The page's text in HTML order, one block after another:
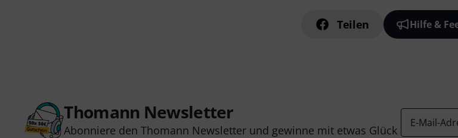
Teilen Hilfe &
Thomann Newsletter
Abonniere den Thomann Newsletter und gewinne mit etwas Glück
E-Mail-